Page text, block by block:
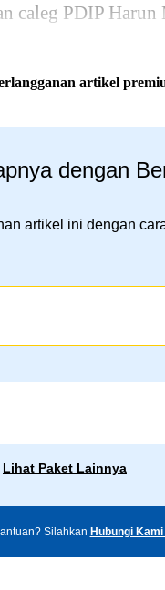
caleg PDIP
artikel
dengan
artikel ini dengan
Lihat Paket Lainnya
Silahkan Hubungi Kami